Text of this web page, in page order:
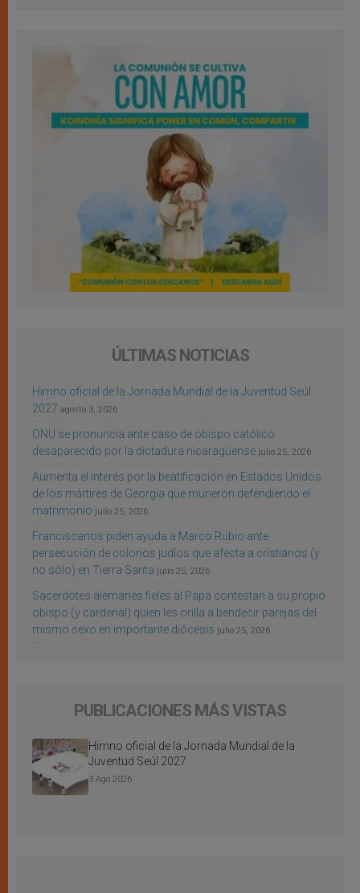
ÚLTIMAS NOTICIAS
Himno oficial de la Jornada Mundial de la Juventud Seúl
2027 agosto 3, 2026
ONU se pronuncia ante caso de obispo católico
desaparecido por la dictadura nicaragüense julio 25, 2026
Aumenta el interés por la beatificación en Estados Unidos
de los mártires de Georgia que murieron defendiendo el
matrimonio julio 25, 2026
Franciscanos piden ayuda a Marco Rubio ante
persecución de colonos judíos que afecta a cristianos (y
no sólo) en Tierra Santa julio 25, 2026
Sacerdotes alemanes fieles al Papa contestan a su propio
obispo (y cardenal) quien les orilla a bendecir parejas del
mismo sexo en importante diócesis julio 25, 2026
PUBLICACIONES MÁS VISTAS
Himno oficial de la Jornada Mundial de la
Juventud Seúl 2027
3 Ago 2026